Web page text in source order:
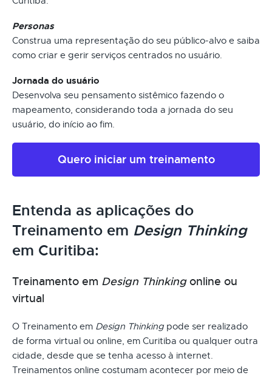
Personas
Construa uma representação do seu público-alvo e saiba
como criar e gerir serviços centrados no usuário.
Jornada do usuário
Desenvolva seu pensamento sistêmico fazendo o
mapeamento, considerando toda a jornada do seu
usuário, do início ao fim.
Quero iniciar um treinamento
Entenda as aplicações do
Treinamento em Design Thinking
em Curitiba:
Treinamento em Design Thinkingonline ou
virtual
O Treinamento em Design Thinking pode ser realizado
de forma virtual ou online, em Curitiba ou qualquer outra
cidade, desde que se tenha acesso à internet.
Treinamentos online costumam acontecer por meio de